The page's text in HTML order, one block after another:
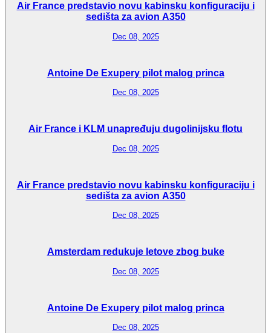
Air France predstavio novu kabinsku konfiguraciju i
sedišta za avion A350
Dec 08, 2025
Antoine De Exupery pilot malog princa
Dec 08, 2025
Air France i KLM unapređuju dugolinijsku flotu
Dec 08, 2025
Air France predstavio novu kabinsku konfiguraciju i
sedišta za avion A350
Dec 08, 2025
Amsterdam redukuje letove zbog buke
Dec 08, 2025
Antoine De Exupery pilot malog princa
Dec 08, 2025